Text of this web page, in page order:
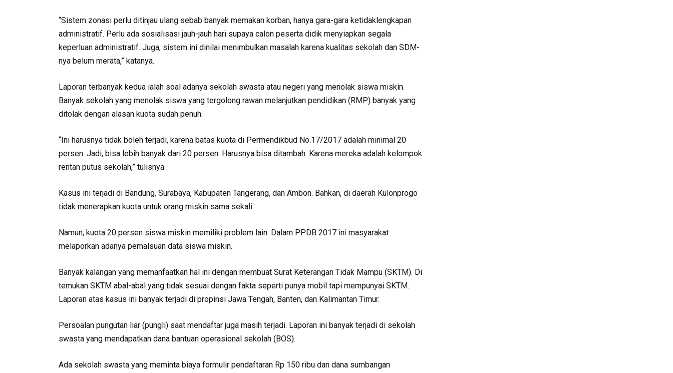
“Sistem zonasi perlu ditinjau ulang sebab banyak memakan korban, hanya gara-gara ketidaklengkapan
administratif. Perlu ada sosialisasi jauh-jauh hari supaya calon peserta didik menyiapkan segala
keperluan administratif. Juga, sistem ini dinilai menimbulkan masalah karena kualitas sekolah dan SDM-
nya belum merata,” katanya.
Laporan terbanyak kedua ialah soal adanya sekolah swasta atau negeri yang menolak siswa miskin.
Banyak sekolah yang menolak siswa yang tergolong rawan melanjutkan pendidikan (RMP) banyak yang
ditolak dengan alasan kuota sudah penuh.
“Ini harusnya tidak boleh terjadi, karena batas kuota di Permendikbud No.17/2017 adalah minimal 20
persen. Jadi, bisa lebih banyak dari 20 persen. Harusnya bisa ditambah. Karena mereka adalah kelompok
rentan putus sekolah,” tulisnya.
Kasus ini terjadi di Bandung, Surabaya, Kabupaten Tangerang, dan Ambon. Bahkan, di daerah Kulonprogo
tidak menerapkan kuota untuk orang miskin sama sekali.
Namun, kuota 20 persen siswa miskin memiliki problem lain. Dalam PPDB 2017 ini masyarakat
melaporkan adanya pemalsuan data siswa miskin.
Banyak kalangan yang memanfaatkan hal ini dengan membuat Surat Keterangan Tidak Mampu (SKTM). Di
temukan SKTM abal-abal yang tidak sesuai dengan fakta seperti punya mobil tapi mempunyai SKTM.
Laporan atas kasus ini banyak terjadi di propinsi Jawa Tengah, Banten, dan Kalimantan Timur.
Persoalan pungutan liar (pungli) saat mendaftar juga masih terjadi. Laporan ini banyak terjadi di sekolah
swasta yang mendapatkan dana bantuan operasional sekolah (BOS).
Ada sekolah swasta yang meminta biaya formulir pendaftaran Rp 150 ribu dan dana sumbangan